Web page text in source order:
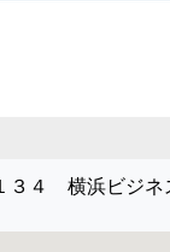
３４ 横浜ビジネ